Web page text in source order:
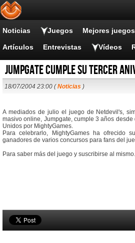
Noticias Juegos Mejores
Artículos Entrevistas Vídeos
Jumpgate cumple su tercer
18/07/2004 23:00 (Noticias )
A mediados de julio el juego de Netdevil's,
masivo online, Jumpgate, cumple 3 años
Unidos por MightyGames.
Para celebrarlo, MightyGames ha ofrecido
ganadores de varios concursos para fans del
Para saber más del juego y suscribirse al mismo.